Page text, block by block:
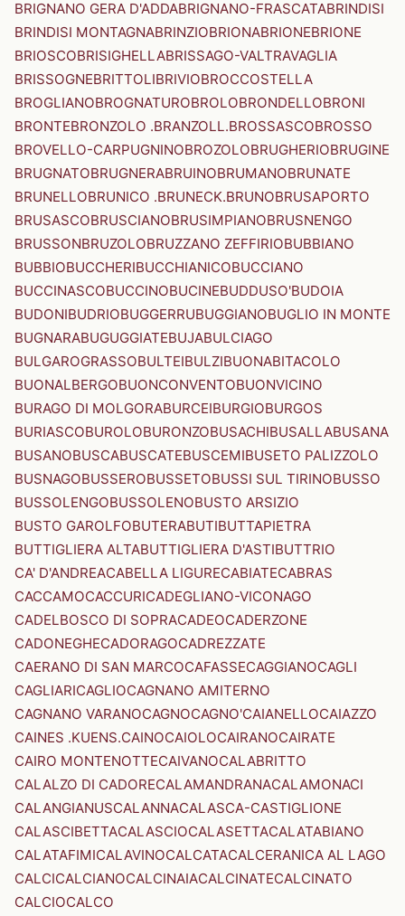
BRIGNANO GERA D'ADDABRIGNANO-FRASCATABRINDISI
BRINDISI MONTAGNABRINZIOBRIONABRIONEBRIONE
BRIOSCOBRISIGHELLABRISSAGO-VALTRAVAGLIA
BRISSOGNEBRITTOLIBRIVIOBROCCOSTELLA
BROGLIANOBROGNATUROBROLOBRONDELLOBRONI
BRONTEBRONZOLO .BRANZOLL.BROSSASCOBROSSO
BROVELLO-CARPUGNINOBROZOLOBRUGHERIOBRUGINE
BRUGNATOBRUGNERABRUINOBRUMANOBRUNATE
BRUNELLOBRUNICO .BRUNECK.BRUNOBRUSAPORTO
BRUSASCOBRUSCIANOBRUSIMPIANOBRUSNENGO
BRUSSONBRUZOLOBRUZZANO ZEFFIRIOBUBBIANO
BUBBIOBUCCHERIBUCCHIANICOBUCCIANO
BUCCINASCOBUCCINOBUCINEBUDDUSO'BUDOIA
BUDONIBUDRIOBUGGERRUBUGGIANOBUGLIO IN MONTE
BUGNARABUGUGGIATEBUJABULCIAGO
BULGAROGRASSOBULTEIBULZIBUONABITACOLO
BUONALBERGOBUONCONVENTOBUONVICINO
BURAGO DI MOLGORABURCEIBURGIOBURGOS
BURIASCOBUROLOBURONZOBUSACHIBUSALLABUSANA
BUSANOBUSCABUSCATEBUSCEMIBUSETO PALIZZOLO
BUSNAGOBUSSEROBUSSETOBUSSI SUL TIRINOBUSSO
BUSSOLENGOBUSSOLENOBUSTO ARSIZIO
BUSTO GAROLFOBUTERABUTIBUTTAPIETRA
BUTTIGLIERA ALTABUTTIGLIERA D'ASTIBUTTRIO
CA' D'ANDREACABELLA LIGURECABIATECABRAS
CACCAMOCACCURICADEGLIANO-VICONAGO
CADELBOSCO DI SOPRACADEOCADERZONE
CADONEGHECADORAGOCADREZZATE
CAERANO DI SAN MARCOCAFASSECAGGIANOCAGLI
CAGLIARICAGLIOCAGNANO AMITERNO
CAGNANO VARANOCAGNOCAGNO'CAIANELLOCAIAZZO
CAINES .KUENS.CAINOCAIOLOCAIRANOCAIRATE
CAIRO MONTENOTTECAIVANOCALABRITTO
CALALZO DI CADORECALAMANDRANACALAMONACI
CALANGIANUSCALANNACALASCA-CASTIGLIONE
CALASCIBETTACALASCIOCALASETTACALATABIANO
CALATAFIMICALAVINOCALCATACALCERANICA AL LAGO
CALCICALCIANOCALCINAIACALCINATECALCINATO
CALCIOCALCO